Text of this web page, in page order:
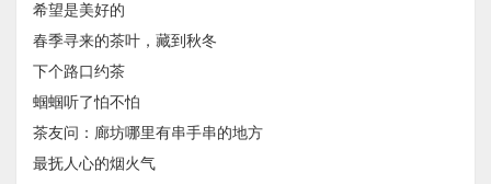
希望是美好的
春季寻来的茶叶，藏到秋冬
下个路口约茶
蝈蝈听了怕不怕
茶友问：廊坊哪里有串手串的地方
最抚人心的烟火气